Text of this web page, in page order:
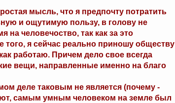
мысль, что я предпочту потратить
и ощутимую пользу, в голову не
на человечоство, так как за это
я сейчас реально приношу обществу
работаю. Причем дело свое всегда
вещи, направленные именно на благо
деле таковым не является (почему -
самым умным человеком на земле был